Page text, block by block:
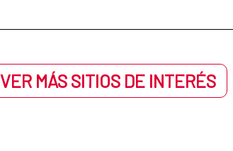
VER MÁS SITIOS DE INTERÉS